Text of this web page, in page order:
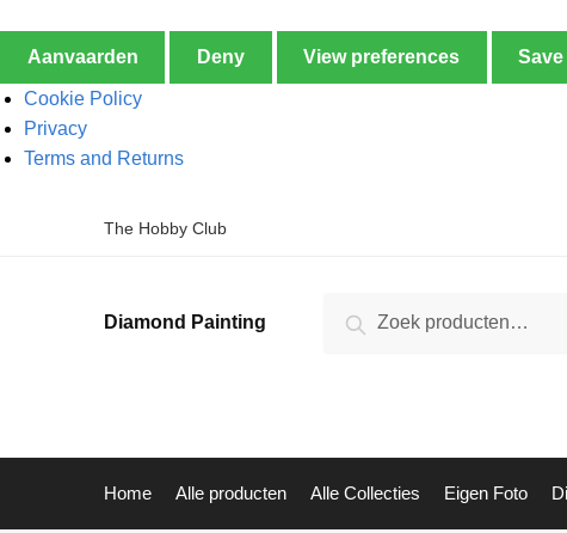
Aanvaarden Deny View preferences
Cookie Policy
Privacy
Terms and Returns
The Hobby Club
Diamond Painting Zoeken
Home Alle producten Alle Collecties Eigen Foto